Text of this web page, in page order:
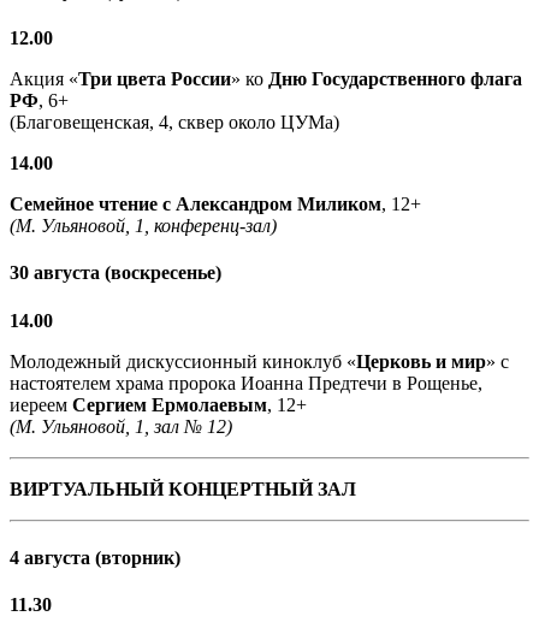
12.00
Акция «Три цвета России» ко Дню Государственного флага
РФ, 6+
(Благовещенская, 4, сквер около ЦУМа)
14.00
Семейное чтение с Александром Миликом, 12+
(М. Ульяновой, 1, конференц-зал)
30 августа (воскресенье)
14.00
Молодежный дискуссионный киноклуб «Церковь и мир» с
настоятелем храма пророка Иоанна Предтечи в Рощенье,
иереем Сергием Ермолаевым, 12+
(М. Ульяновой, 1, зал № 12)
ВИРТУАЛЬНЫЙ КОНЦЕРТНЫЙ ЗАЛ
4 августа (вторник)
11.30